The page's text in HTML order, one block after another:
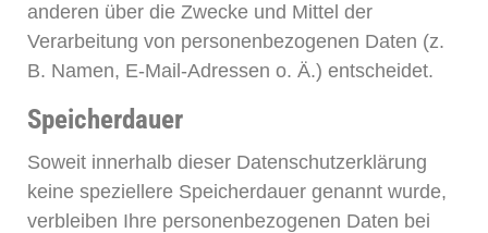
anderen über die Zwecke und Mittel der
Verarbeitung von personenbezogenen Daten (z.
B. Namen, E-Mail-Adressen o. Ä.) entscheidet.
Speicherdauer
Soweit innerhalb dieser Datenschutzerklärung
keine speziellere Speicherdauer genannt wurde,
verbleiben Ihre personenbezogenen Daten bei